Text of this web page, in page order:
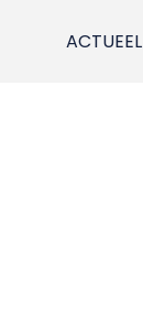
ACTUEEL